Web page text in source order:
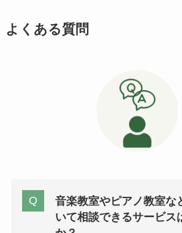
よくある質問
音楽教室やピアノ教室な
いて相談できるサービス